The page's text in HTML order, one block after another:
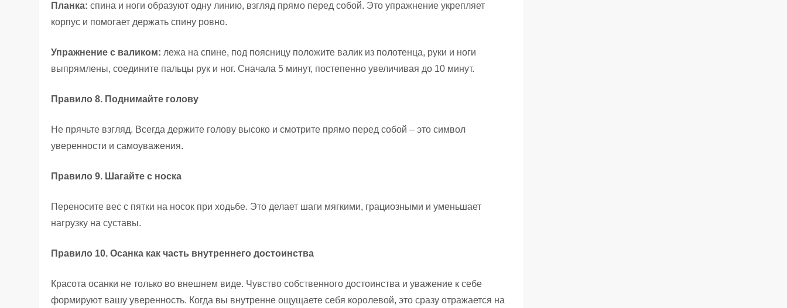
Планка: спина и ноги образуют одну линию, взгляд прямо перед собой. Это упражнение укрепляет
корпус и помогает держать спину ровно.
Упражнение с валиком: лежа на спине, под поясницу положите валик из полотенца, руки и ноги
выпрямлены, соедините пальцы рук и ног. Сначала 5 минут, постепенно увеличивая до 10 минут.
Правило 8. Поднимайте голову
Не прячьте взгляд. Всегда держите голову высоко и смотрите прямо перед собой – это символ
уверенности и самоуважения.
Правило 9. Шагайте с носка
Переносите вес с пятки на носок при ходьбе. Это делает шаги мягкими, грациозными и уменьшает
нагрузку на суставы.
Правило 10. Осанка как часть внутреннего достоинства
Красота осанки не только во внешнем виде. Чувство собственного достоинства и уважение к себе
формируют вашу уверенность. Когда вы внутренне ощущаете себя королевой, это сразу отражается на